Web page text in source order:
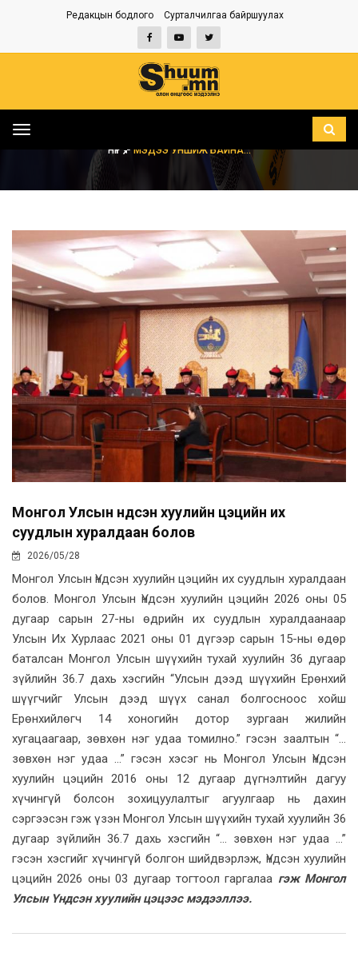
Редакцын бодлого Сурталчилгаа байршуулах
Toggle
НҮҮР МЭДЭЭ УНШИЖ БАЙНА...
Монгол Улсын Үндсэн хуулийн цэцийн их
суудлын хуралдаан болов
2026/05/28
Монгол Улсын Үндсэн хуулийн цэцийн их суудлын хуралдаан
болов. Монгол Улсын Үндсэн хуулийн цэцийн 2026 оны 05
дугаар сарын 27-ны өдрийн их суудлын хуралдаанаар
Улсын Их Хурлаас 2021 оны 01 дүгээр сарын 15-ны өдөр
баталсан Монгол Улсын шүүхийн тухай хуулийн 36 дугаар
зүйлийн 36.7 дахь хэсгийн “Улсын дээд шүүхийн Ерөнхий
шүүгчийг Улсын дээд шүүх санал болгосноос хойш
Ерөнхийлөгч 14 хоногийн дотор зургаан жилийн
хугацаагаар, зөвхөн нэг удаа томилно.” гэсэн заалтын “…
зөвхөн нэг удаа …” гэсэн хэсэг нь Монгол Улсын Үндсэн
хуулийн цэцийн 2016 оны 12 дугаар дүгнэлтийн дагуу
хүчингүй болсон зохицуулалтыг агуулгаар нь дахин
сэргээсэн гэж үзэн Монгол Улсын шүүхийн тухай хуулийн 36
дугаар зүйлийн 36.7 дахь хэсгийн “… зөвхөн нэг удаа …”
гэсэн хэсгийг хүчингүй болгон шийдвэрлэж, Үндсэн хуулийн
цэцийн 2026 оны 03 дугаар тогтоол гаргалаа гэж Монгол
Улсын Үндсэн хуулийн цэцээс мэдээллээ.